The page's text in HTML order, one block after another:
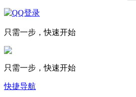
只需一步，快速开始
只需一步，快速开始
快捷导航